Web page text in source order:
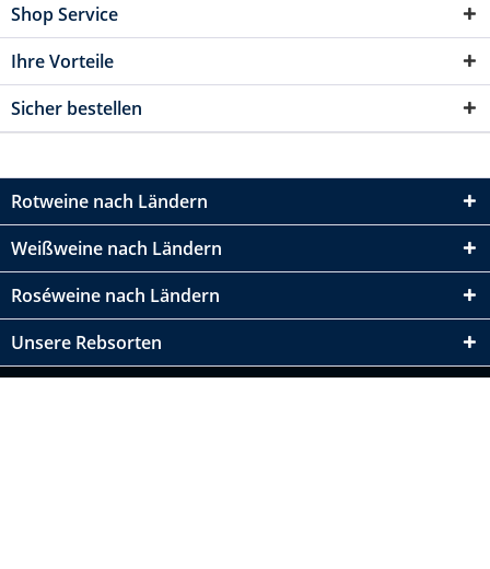
Shop Service
Ihre Vorteile
Sicher bestellen
Rotweine nach Ländern
Weißweine nach Ländern
Roséweine nach Ländern
Unsere Rebsorten